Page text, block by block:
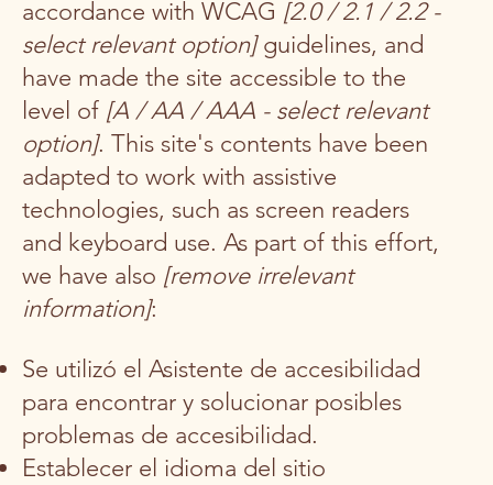
accordance with WCAG [2.0 / 2.1 / 2.2 -
select relevant option]guidelines, and
have made the site accessible to the
level of [A / AA / AAA - select relevant
option]. This site's contents have been
adapted to work with assistive
technologies, such as screen readers
and keyboard use. As part of this effort,
we have also [remove irrelevant
information]:
Se utilizó el Asistente de accesibilidad
para encontrar y solucionar posibles
problemas de accesibilidad.
Establecer el idioma del sitio